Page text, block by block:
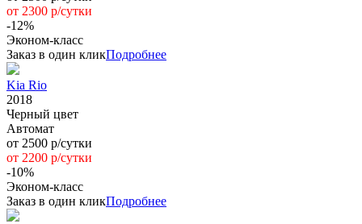
от 2300 р/сутки
-12%
Эконом-класс
Заказ в один кликПодробнее
Kia Rio
2018
Черный цвет
Автомат
от 2500 р/сутки
от 2200 р/сутки
-10%
Эконом-класс
Заказ в один кликПодробнее